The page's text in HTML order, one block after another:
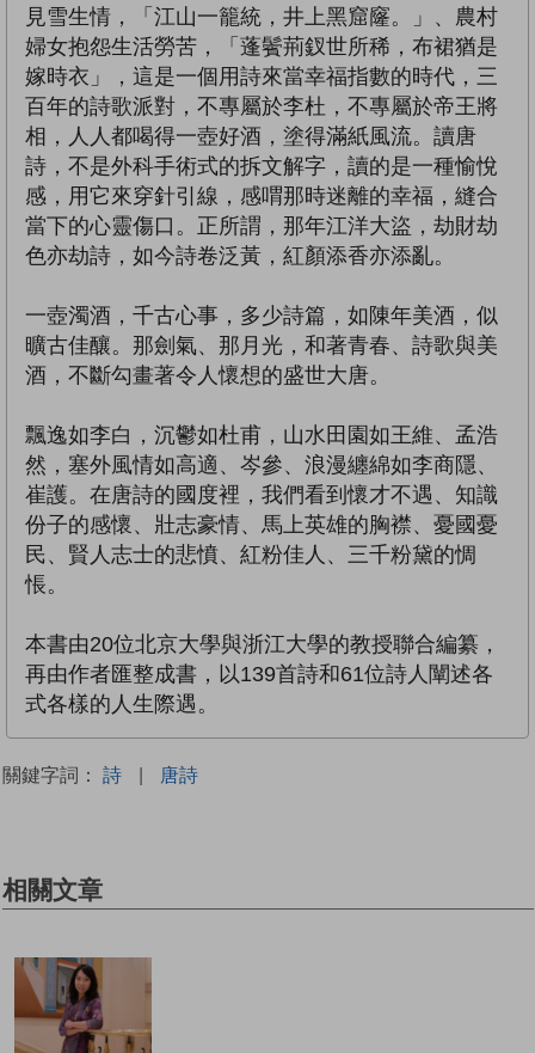
見雪生情，「江山一籠統，井上黑窟窿。」、農村
婦女抱怨生活勞苦，「蓬鬢荊釵世所稀，布裙猶是
嫁時衣」，這是一個用詩來當幸福指數的時代，三
百年的詩歌派對，不專屬於李杜，不專屬於帝王將
相，人人都喝得一壺好酒，塗得滿紙風流。讀唐
詩，不是外科手術式的拆文解字，讀的是一種愉悅
感，用它來穿針引線，感喟那時迷離的幸福，縫合
當下的心靈傷口。正所謂，那年江洋大盜，劫財劫
色亦劫詩，如今詩卷泛黃，紅顏添香亦添亂。
一壺濁酒，千古心事，多少詩篇，如陳年美酒，似
曠古佳釀。那劍氣、那月光，和著青春、詩歌與美
酒，不斷勾畫著令人懷想的盛世大唐。
飄逸如李白，沉鬱如杜甫，山水田園如王維、孟浩
然，塞外風情如高適、岑參、浪漫纏綿如李商隱、
崔護。在唐詩的國度裡，我們看到懷才不遇、知識
份子的感懷、壯志豪情、馬上英雄的胸襟、憂國憂
民、賢人志士的悲憤、紅粉佳人、三千粉黛的惆
悵。
本書由20位北京大學與浙江大學的教授聯合編纂，
再由作者匯整成書，以139首詩和61位詩人闡述各
式各樣的人生際遇。
關鍵字詞： 詩 | 唐詩
相關文章